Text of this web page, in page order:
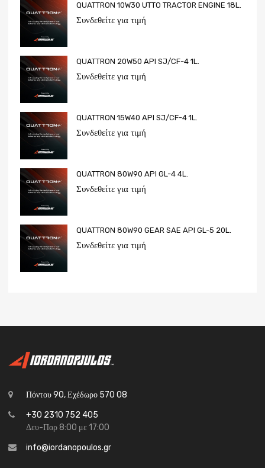
QUATTRON 10W30 UTTO TRACTOR ENGINE 18L.
Συνδεθείτε για τιμή
QUATTRON 20W50 API SJ/CF-4 1L.
Συνδεθείτε για τιμή
QUATTRON 15W40 API SJ/CF-4 1L.
Συνδεθείτε για τιμή
QUATTRON 80W90 API GL-4 4L.
Συνδεθείτε για τιμή
QUATTRON 80W90 GEAR SAE API GL-5 20L.
Συνδεθείτε για τιμή
Πόντου 90, Εχέδωρο 570 08
+30 2310 752 405
Δευ-Παρ 8:00 με 17:00
info@iordanopoulos.gr